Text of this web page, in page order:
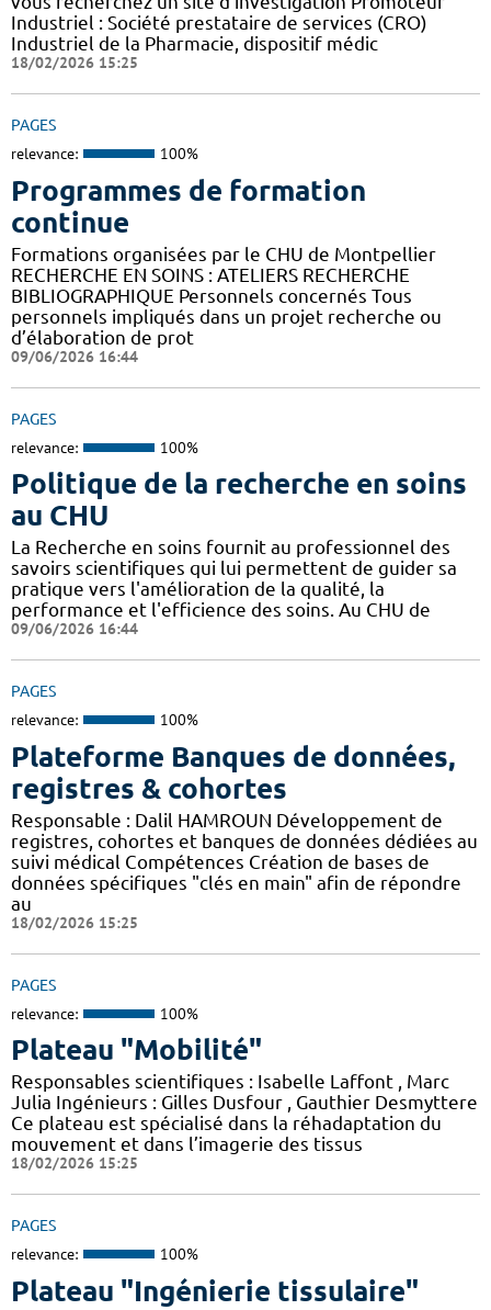
Industriel : Société prestataire de services (CRO)
Industriel de la Pharmacie, dispositif médic
18/02/2026 15:25
PAGES
relevance: 100%
Programmes de formation
continue
Formations organisées par le CHU de Montpellier
RECHERCHE EN SOINS : ATELIERS RECHERCHE
BIBLIOGRAPHIQUE Personnels concernés Tous
personnels impliqués dans un projet recherche ou
d’élaboration de prot
09/06/2026 16:44
PAGES
relevance: 100%
Politique de la recherche en soins
au CHU
La Recherche en soins fournit au professionnel des
savoirs scientifiques qui lui permettent de guider sa
pratique vers l'amélioration de la qualité, la
performance et l'efficience des soins. Au CHU de
09/06/2026 16:44
PAGES
relevance: 100%
Plateforme Banques de données,
registres & cohortes
Responsable : Dalil HAMROUN Développement de
registres, cohortes et banques de données dédiées au
suivi médical Compétences Création de bases de
données spécifiques "clés en main" afin de répondre
au
18/02/2026 15:25
PAGES
relevance: 100%
Plateau "Mobilité"
Responsables scientifiques : Isabelle Laffont , Marc
Julia Ingénieurs : Gilles Dusfour , Gauthier Desmyttere
Ce plateau est spécialisé dans la réhadaptation du
mouvement et dans l’imagerie des tissus
18/02/2026 15:25
PAGES
relevance: 100%
Plateau "Ingénierie tissulaire"